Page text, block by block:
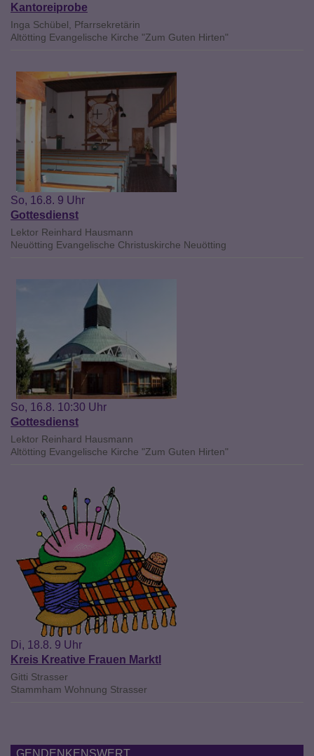
Kantoreiprobe
Inga Schübel, Pfarrsekretärin
Altötting Evangelische Kirche "Zum Guten Hirten"
So, 16.8. 9 Uhr
Gottesdienst
Lektor Reinhard Hausmann
Neuötting Evangelische Christuskirche Neuötting
So, 16.8. 10:30 Uhr
Gottesdienst
Lektor Reinhard Hausmann
Altötting Evangelische Kirche "Zum Guten Hirten"
Di, 18.8. 9 Uhr
Kreis Kreative Frauen Marktl
Gitti Strasser
Stammham Wohnung Strasser
GENDENKENSWERT